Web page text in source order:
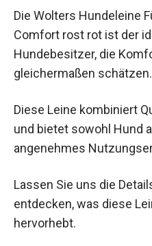
Die Wolters Hundeleine
Comfort rost rot ist der
Hundebesitzer, die
gleichermaßen schätzen.
Diese Leine kombiniert
und bietet sowohl Hund
angenehmes
Lassen Sie uns die
entdecken, was diese
hervorhebt.